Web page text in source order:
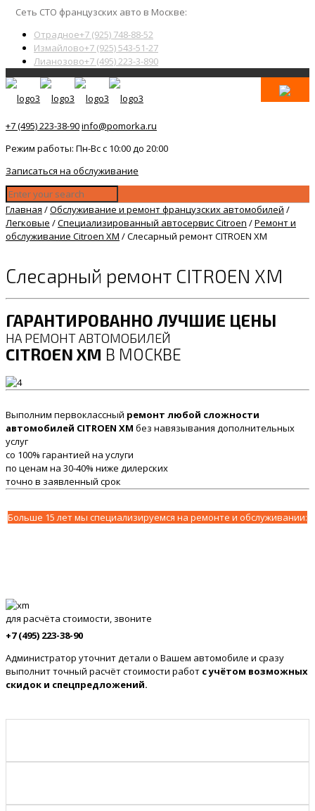
Сеть СТО французских авто в Москве:
Отрадное+7 (925) 748-88-52
Измайлово+7 (925) 543-51-27
Лианозово+7 (495) 223-3-890
+7 (495) 223-38-90info@pomorka.ru
Режим работы: Пн-Вс с 10:00 до 20:00
Записаться на обслуживание
Главная /Обслуживание и ремонт французских автомобилей /
Легковые /Специализированный автосервис Citroen /Ремонт и
обслуживание Citroen XM /Слесарный ремонт CITROEN XM
Слесарный ремонт CITROEN XM
ГАРАНТИРОВАННО ЛУЧШИЕ ЦЕНЫ
НА РЕМОНТ АВТОМОБИЛЕЙ
CITROEN XM В МОСКВЕ
Выполним первоклассный ремонт любой сложности
автомобилей CITROEN XM без навязывания дополнительных
услуг
со 100% гарантией на услуги
по ценам на 30-40% ниже дилерских
точно в заявленный срок
Больше 15 лет мы специализируемся на ремонте и обслуживании:
для расчёта стоимости, звоните
+7 (495) 223-38-90
Администратор уточнит детали о Вашем автомобиле и сразу
выполнит точный расчёт стоимости работ с учётом возможных
скидок и спецпредложений.